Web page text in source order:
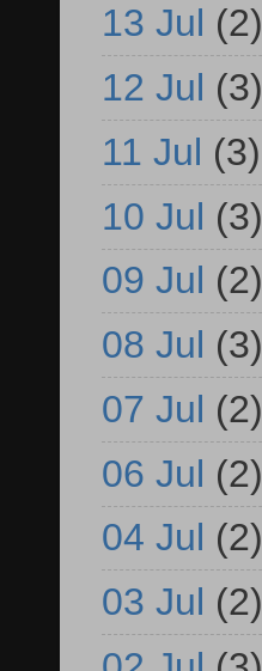
13 Jul (2)
12 Jul (3)
11 Jul (3)
10 Jul (3)
09 Jul (2)
08 Jul (3)
07 Jul (2)
06 Jul (2)
04 Jul (2)
03 Jul (2)